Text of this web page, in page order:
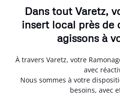
Dans tout Varetz,
insert local près de
agissons à
À travers Varetz, votre
avec
Nous sommes à votre
besoins, avec